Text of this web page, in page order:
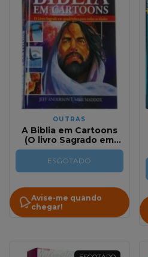
OUTRAS
A Biblia em Cartoons
(O livro Sagrado em
Quadrinhos Para Todas
as Idades)
ESGOTADO
Avise-me quando
chegar!